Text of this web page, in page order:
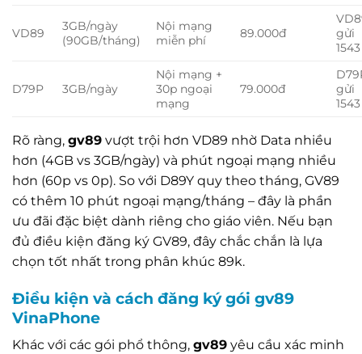
VD89
3GB/ngày
(90GB/tháng)
Nội mạng
miễn phí
89.000đ
gửi
1543
D79P 3GB/ngày
Nội mạng +
30p ngoại
mạng
79.000đ
gửi
1543
Rõ ràng, gv89 vượt trội hơn VD89 nhờ Data nhiều
hơn (4GB vs 3GB/ngày) và phút ngoại mạng nhiều
hơn (60p vs 0p). So với D89Y quy theo tháng, GV89
có thêm 10 phút ngoại mạng/tháng – đây là phần
ưu đãi đặc biệt dành riêng cho giáo viên. Nếu bạn
đủ điều kiện đăng ký GV89, đây chắc chắn là lựa
chọn tốt nhất trong phân khúc 89k.
Điều kiện và cách đăng ký gói gv89
VinaPhone
Khác với các gói phổ thông, gv89 yêu cầu xác minh